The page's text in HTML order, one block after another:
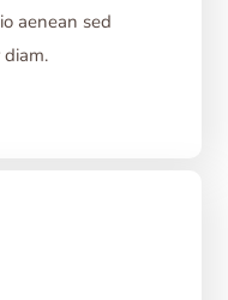
aenean sed